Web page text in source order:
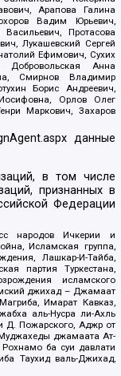
Арапова Галина
Вадим Юрьевич,
Протасова
Лукашевский Сергей
Ефимович, Сухих
Анна
Смирнов Владимир
Борис Андреевич,
Орлов Олег
Маркович, Захаров
данные
в том числе
признанных в
Федерации
народов Ичкерии и
Исламская группа,
Лашкар-И-Тайба,
партия Туркестана,
исламского
джихад – Джамаат
Имарат Кавказ,
аль-Нусра ли-Ахль
Пожарского, Аджр от
джамаата Ат-
ба суи давлати
Таухид валь-Джихад,